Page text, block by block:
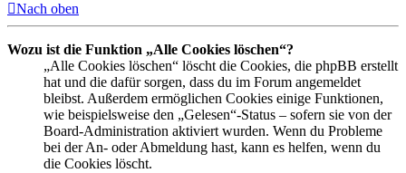
Nach oben
Wozu ist die Funktion „Alle Cookies löschen“?
„Alle Cookies löschen“ löscht die Cookies, die phpBB erstellt
hat und die dafür sorgen, dass du im Forum angemeldet
bleibst. Außerdem ermöglichen Cookies einige Funktionen,
wie beispielsweise den „Gelesen“-Status – sofern sie von der
Board-Administration aktiviert wurden. Wenn du Probleme
bei der An- oder Abmeldung hast, kann es helfen, wenn du
die Cookies löscht.